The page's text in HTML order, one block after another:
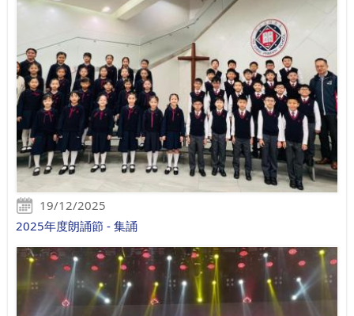
19/12/2025
2025年度朗誦節 - 集誦